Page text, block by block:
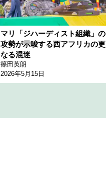
マリ「ジハーディスト組織」の
攻勢が示唆する西アフリカの更
なる混迷
篠田英朗
2026年5月15日